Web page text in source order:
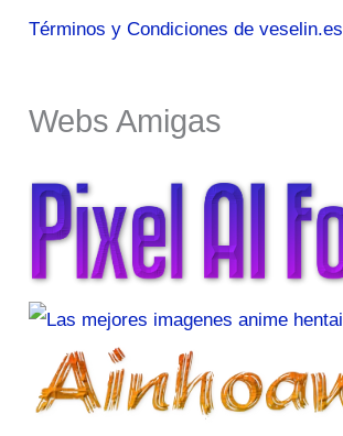
Términos y Condiciones de veselin.es
Webs Amigas